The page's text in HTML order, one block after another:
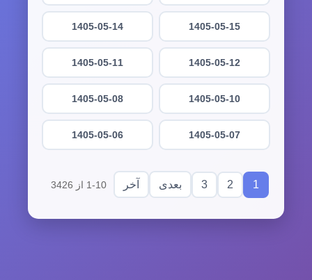
1405-05-15
1405-05-14
1405-05-12
1405-05-11
1405-05-10
1405-05-08
1405-05-07
1405-05-06
1
2
3 بعدی آخر 1-10 از 3426